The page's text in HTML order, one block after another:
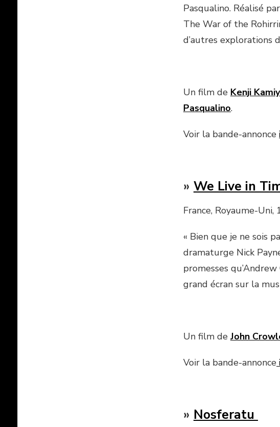
Pasqualino. Réalisé
The War of the
d’autres explorations
Un film de Kenji
Pasqualino.
Voir la bande-annonce
» We Live in
France, Royaume-
« Bien que je ne sois
dramaturge Nick
promesses
grand écran sur la
Un film de John
Voir la bande-annonce
» Nosferatu